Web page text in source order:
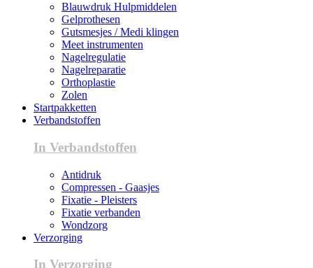
Blauwdruk Hulpmiddelen
Gelprothesen
Gutsmesjes / Medi klingen
Meet instrumenten
Nagelregulatie
Nagelreparatie
Orthoplastie
Zolen
Startpakketten
Verbandstoffen
In Verbandstoffen
Antidruk
Compressen - Gaasjes
Fixatie - Pleisters
Fixatie verbanden
Wondzorg
Verzorging
In Verzorging